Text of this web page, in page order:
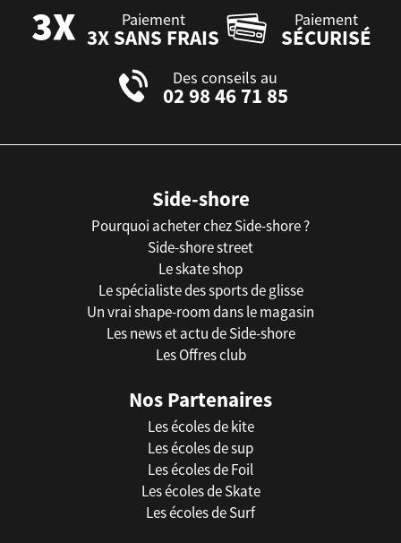
Paiement
3X SANS FRAIS
Paiement
SÉCURISÉ
Des conseils au
02 98 46 71 85
Side-shore
Pourquoi acheter chez Side-shore ?
Side-shore street
Le skate shop
Le spécialiste des sports de glisse
Un vrai shape-room dans le magasin
Les news et actu de Side-shore
Les Offres club
Nos Partenaires
Les écoles de kite
Les écoles de sup
Les écoles de Foil
Les écoles de Skate
Les écoles de Surf